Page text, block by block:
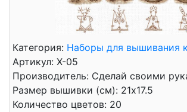
Категория: Наборы для вышивания
Артикул: Х-05
Производитель: Сделай своими
Размер вышивки (см): 21x17.5
Количество цветов: 20